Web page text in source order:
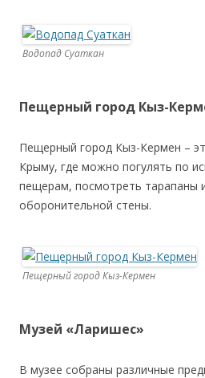
Водопад Суаткан
Пещерный город Кыз-
Пещерный город Кыз-Кермен –
Крыму, где можно погулять по
пещерам, посмотреть тарапаны
оборонительной стены.
Пещерный город Кыз-Кермен
Музей «Ларишес»
В музее собраны различные